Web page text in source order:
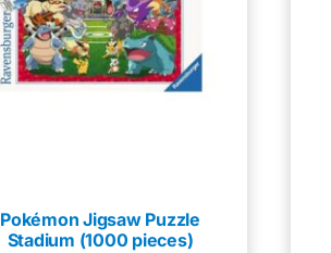
Pokémon Jigsaw Puzzle
Stadium (1000 pieces)